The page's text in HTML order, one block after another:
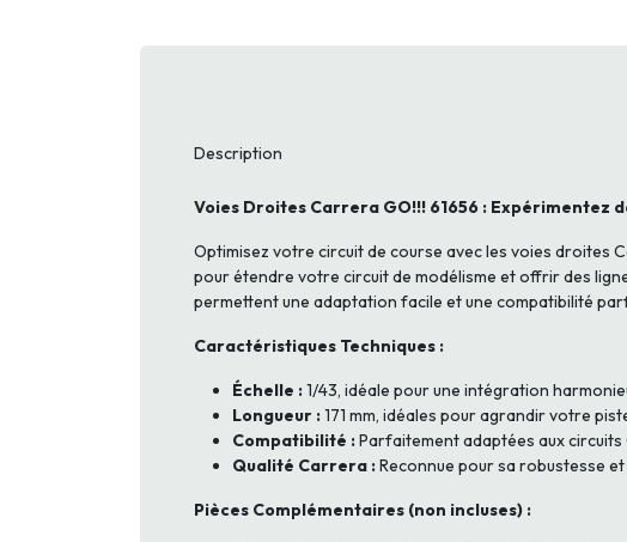
Description
Voies Droites Carrera GO!!! 61656 : Expérimentez
Optimisez votre circuit de course avec les voies droites
pour étendre votre circuit de modélisme et offrir des
permettent une adaptation facile et une compatibilité
Caractéristiques Techniques :
Échelle :1/43, idéale pour une intégration
Longueur :171 mm, idéales pour agrandir votre
Compatibilité :Parfaitement adaptées aux
Qualité Carrera :Reconnue pour sa robustesse
Pièces Complémentaires (non incluses) :